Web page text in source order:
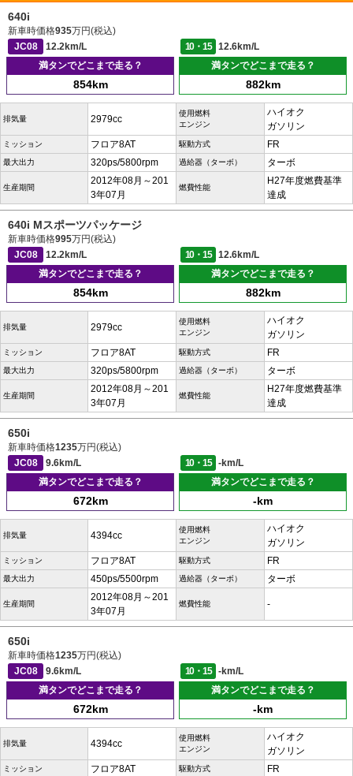
640i
新車時価格935万円(税込)
JC08
12.2km/L 10・15
12.6km/L
満タンでどこまで走る？
854km
満タンでどこまで走る？
882km
排気量 2979cc
使用燃料
エンジン
ハイオク
ガソリン
ミッション フロア8AT 駆動方式 FR
最大出力 320ps/5800rpm 過給器（ターボ） ターボ
生産期間
2012年08月～201
3年07月
燃費性能
H27年度燃費基準
達成
640i Mスポーツパッケージ
新車時価格995万円(税込)
JC08
12.2km/L 10・15
12.6km/L
満タンでどこまで走る？
854km
満タンでどこまで走る？
882km
排気量 2979cc
使用燃料
エンジン
ハイオク
ガソリン
ミッション フロア8AT 駆動方式 FR
最大出力 320ps/5800rpm 過給器（ターボ） ターボ
生産期間
2012年08月～201
3年07月
燃費性能
H27年度燃費基準
達成
650i
新車時価格1235万円(税込)
JC08
9.6km/L 10・15
-km/L
満タンでどこまで走る？
672km
満タンでどこまで走る？
-km
排気量 4394cc
使用燃料
エンジン
ハイオク
ガソリン
ミッション フロア8AT 駆動方式 FR
最大出力 450ps/5500rpm 過給器（ターボ） ターボ
生産期間
2012年08月～201
3年07月
燃費性能 -
650i
新車時価格1235万円(税込)
JC08
9.6km/L 10・15
-km/L
満タンでどこまで走る？
672km
満タンでどこまで走る？
-km
排気量 4394cc
使用燃料
エンジン
ハイオク
ガソリン
ミッション フロア8AT 駆動方式 FR